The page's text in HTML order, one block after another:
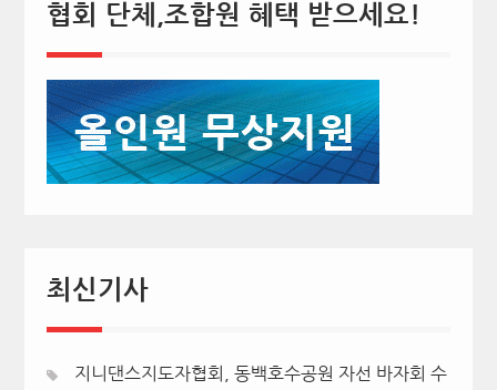
협회 단체,조합원 혜택 받으세요!
최신기사
지니댄스지도자협회, 동백호수공원 자선 바자회 수